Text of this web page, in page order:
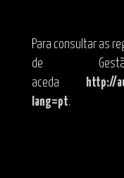
Para consultar as
de
aceda
http://
lang=pt.